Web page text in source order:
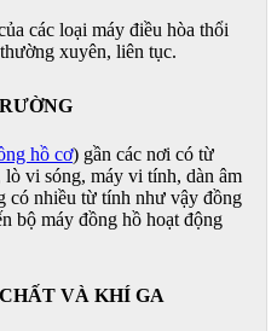
các loại máy điều hòa thổi
xuyên, liên tục.
hồ cơ) gần các nơi có từ
vi sóng, máy vi tính, dàn âm
có nhiều từ tính như vậy đồng
bộ máy đồng hồ hoạt động
VÀ KHÍ GA